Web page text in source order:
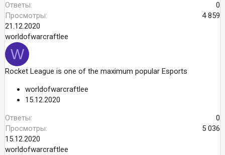
Ответы
0
Просмотры
4 859
21.12.2020
worldofwarcraftlee
W
Rocket League is one of the maximum popular Esports
worldofwarcraftlee
15.12.2020
Ответы
0
Просмотры
5 036
15.12.2020
worldofwarcraftlee